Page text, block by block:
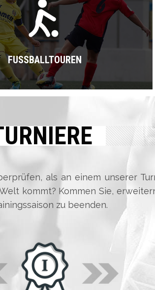
FUSSBALLTOUREN
als an einem unserer
kommt? Kommen Sie,
zu beenden.